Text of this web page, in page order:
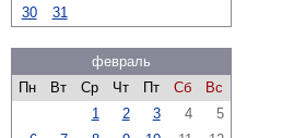
30
31
февраль
Пн
Вт Ср Чт Пт Сб
Вс
1
2 3 4
5